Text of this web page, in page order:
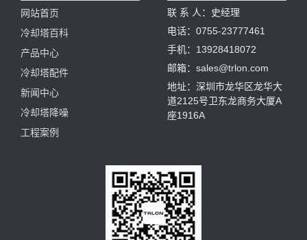
网站首页
冷却塔百科
产品中心
冷却塔配件
新闻中心
冷却塔降噪
工程案例
联 系 人：史经理
电话：0755-23777461
手机：13928418072
邮箱：sales@trlon.com
地址：深圳市龙华区龙华大
道2125号卫东龙商务大厦A
座1916A